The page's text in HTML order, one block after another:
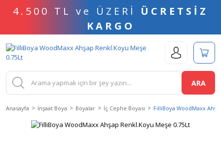
4.500 TL ve ÜZERİ ÜCRETSİZ
KARGO
ARA
Anasayfa İnşaat Boya Boyalar İç Cephe Boyası FilliBoya WoodMaxx